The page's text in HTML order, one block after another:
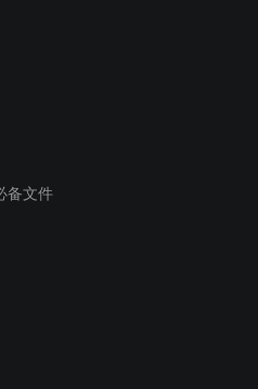
备文件